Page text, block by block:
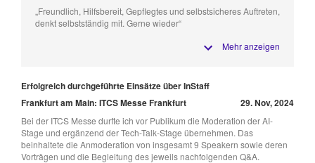
„Freundlich, Hilfsbereit, Gepflegtes und selbstsicheres Auftreten,
denkt selbstständig mit. Gerne wieder“
Mehr anzeigen
Erfolgreich durchgeführte Einsätze über InStaff
Frankfurt am Main: ITCS Messe Frankfurt
29. Nov, 2024
Bei der ITCS Messe durfte ich vor Publikum die Moderation der AI-
Stage und ergänzend der Tech-Talk-Stage übernehmen. Das
beinhaltete die Anmoderation von insgesamt 9 Speakern sowie deren
Vorträgen und die Begleitung des jeweils nachfolgenden Q&A.